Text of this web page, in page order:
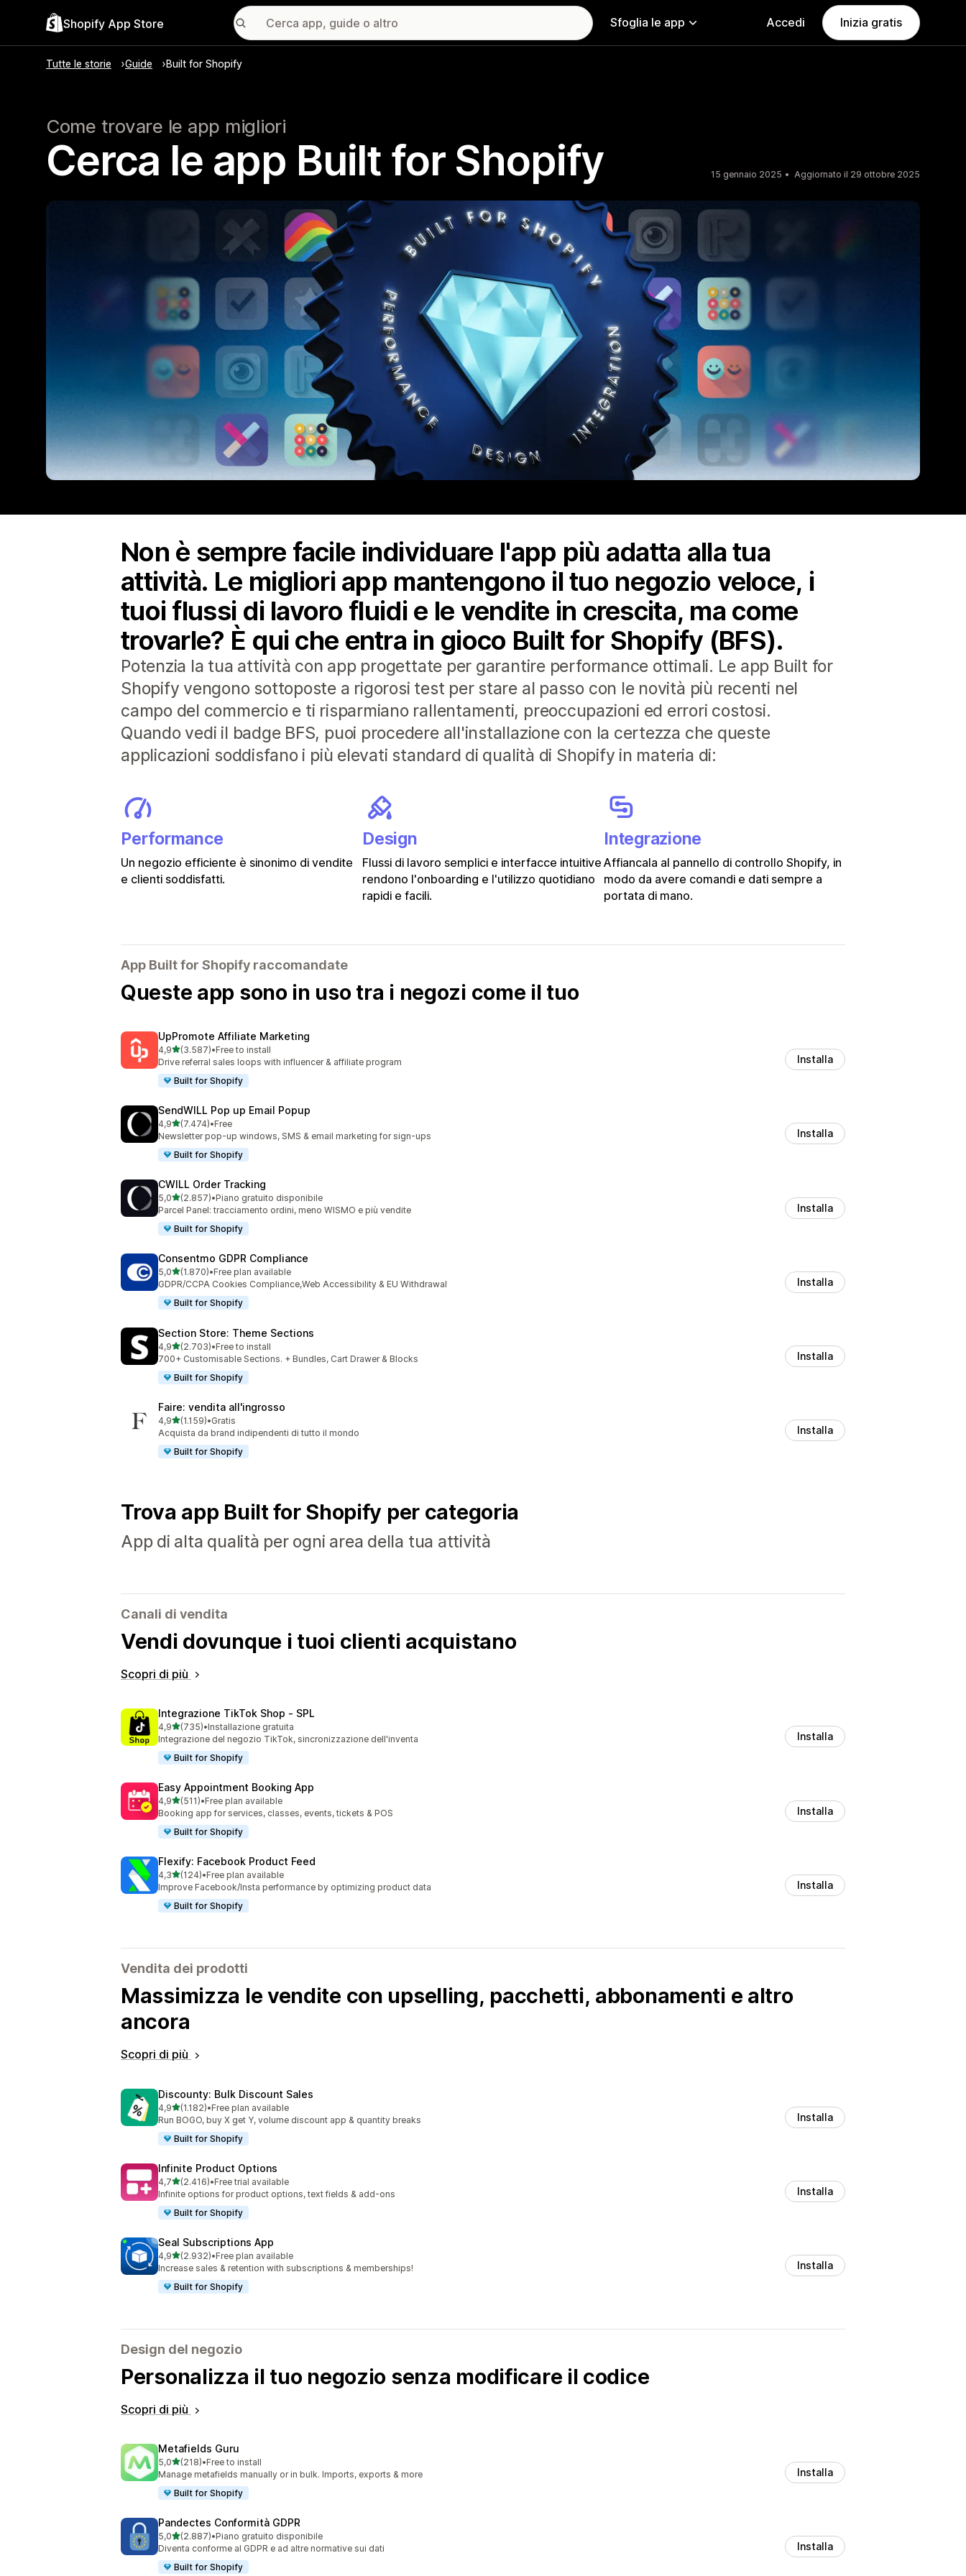
Shopify App Store Sfoglia le app Accedi Inizia gratis
Tutte le storie Guide Built for Shopify
Come trovare le app migliori
Cerca le app Built for Shopify 15 gennaio 2025 Aggiornato il 29 ottobre 2025
Non è sempre facile individuare l'app più adatta alla tua
attività. Le migliori app mantengono il tuo negozio veloce, i
tuoi flussi di lavoro fluidi e le vendite in crescita, ma come
trovarle? È qui che entra in gioco Built for Shopify (BFS).
Potenzia la tua attività con app progettate per garantire performance ottimali. Le app Built for
Shopify vengono sottoposte a rigorosi test per stare al passo con le novità più recenti nel
campo del commercio e ti risparmiano rallentamenti, preoccupazioni ed errori costosi.
Quando vedi il badge BFS, puoi procedere all'installazione con la certezza che queste
applicazioni soddisfano i più elevati standard di qualità di Shopify in materia di:
Performance
Un negozio efficiente è sinonimo di vendite
e clienti soddisfatti.
Design
Flussi di lavoro semplici e interfacce intuitive
rendono l'onboarding e l'utilizzo quotidiano
rapidi e facili.
Integrazione
Affiancala al pannello di controllo Shopify, in
modo da avere comandi e dati sempre a
portata di mano.
App Built for Shopify raccomandate
Queste app sono in uso tra i negozi come il tuo
UpPromote Affiliate Marketing
4,9stelle su 5
(3.587)
3587 recensioni totali
•Free to install
Drive referral sales loops with influencer & affiliate program
Built for Shopify
Installa
SendWILL Pop up Email Popup
4,9stelle su 5
(7.474)
7474 recensioni totali
•Free
Newsletter pop-up windows, SMS & email marketing for sign-ups
Built for Shopify
Installa
CWILL Order Tracking
5,0stelle su 5
(2.857)
2857 recensioni totali
•Piano gratuito disponibile
Parcel Panel: tracciamento ordini, meno WISMO e più vendite
Built for Shopify
Installa
Consentmo GDPR Compliance
5,0stelle su 5
(1.870)
1870 recensioni totali
•Free plan available
GDPR/CCPA Cookies Compliance,Web Accessibility & EU Withdrawal
Built for Shopify
Installa
Section Store: Theme Sections
4,9stelle su 5
(2.703)
2703 recensioni totali
•Free to install
700+ Customisable Sections. + Bundles, Cart Drawer & Blocks
Built for Shopify
Installa
Faire: vendita all'ingrosso
4,9stelle su 5
(1.159)
1159 recensioni totali
•Gratis
Acquista da brand indipendenti di tutto il mondo
Built for Shopify
Installa
Trova app Built for Shopify per categoria
App di alta qualità per ogni area della tua attività
Canali di vendita
Vendi dovunque i tuoi clienti acquistano
Scopri di più
Integrazione TikTok Shop ‑ SPL
4,9stelle su 5
(735)
735 recensioni totali
•Installazione gratuita
Integrazione del negozio TikTok, sincronizzazione dell'inventa
Built for Shopify
Installa
Easy Appointment Booking App
4,9stelle su 5
(511)
511 recensioni totali
•Free plan available
Booking app for services, classes, events, tickets & POS
Built for Shopify
Installa
Flexify: Facebook Product Feed
4,3stelle su 5
(124)
124 recensioni totali
•Free plan available
Improve Facebook/Insta performance by optimizing product data
Built for Shopify
Installa
Vendita dei prodotti
Massimizza le vendite con upselling, pacchetti, abbonamenti e altro
ancora
Scopri di più
Discounty: Bulk Discount Sales
4,9stelle su 5
(1.182)
1182 recensioni totali
•Free plan available
Run BOGO, buy X get Y, volume discount app & quantity breaks
Built for Shopify
Installa
Infinite Product Options
4,7stelle su 5
(2.416)
2416 recensioni totali
•Free trial available
Infinite options for product options, text fields & add-ons
Built for Shopify
Installa
Seal Subscriptions App
4,9stelle su 5
(2.932)
2932 recensioni totali
•Free plan available
Increase sales & retention with subscriptions & memberships!
Built for Shopify
Installa
Design del negozio
Personalizza il tuo negozio senza modificare il codice
Scopri di più
Metafields Guru
5,0stelle su 5
(218)
218 recensioni totali
•Free to install
Manage metafields manually or in bulk. Imports, exports & more
Built for Shopify
Installa
Pandectes Conformità GDPR
5,0stelle su 5
(2.887)
2887 recensioni totali
•Piano gratuito disponibile
Diventa conforme al GDPR e ad altre normative sui dati
Built for Shopify
Installa